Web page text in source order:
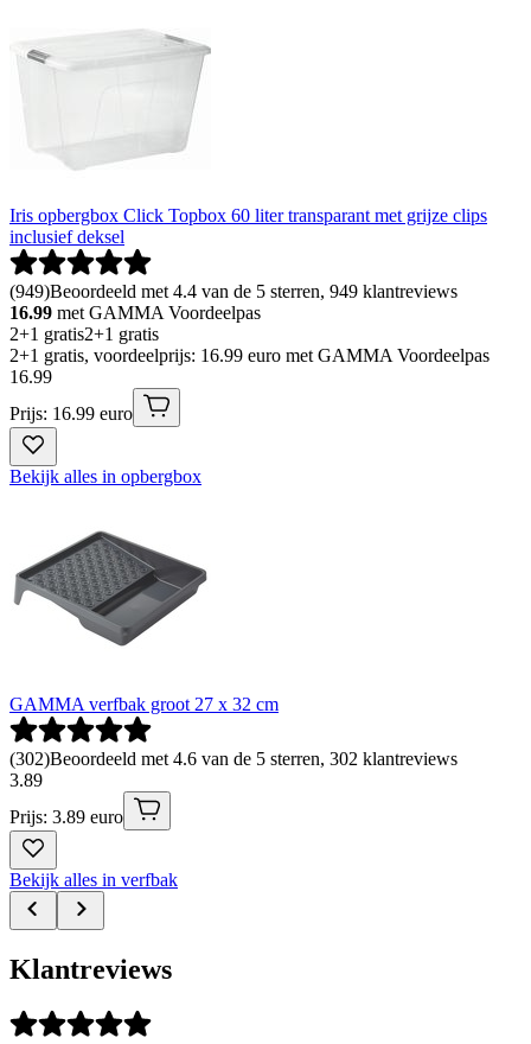
Iris opbergbox Click Topbox 60 liter transparant met grijze clips
inclusief deksel
(949)Beoordeeld met 4.4 van de 5 sterren, 949 klantreviews
16.99 met GAMMA Voordeelpas
2+1 gratis2+1 gratis
2+1 gratis, voordeelprijs: 16.99 euro met GAMMA Voordeelpas
16.99
Prijs: 16.99 euro
Bekijk alles in opbergbox
GAMMA verfbak groot 27 x 32 cm
(302)Beoordeeld met 4.6 van de 5 sterren, 302 klantreviews
3.89
Prijs: 3.89 euro
Bekijk alles in verfbak
Klantreviews